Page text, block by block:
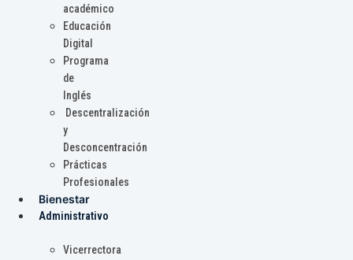
académico
Educación
Digital
Programa
de
Inglés
Descentralización
y
Desconcentración
Prácticas
Profesionales
Bienestar
Administrativo
Vicerrectora